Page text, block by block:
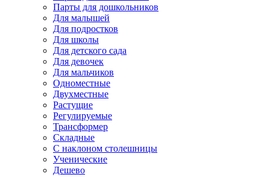
Парты для дошкольников
Для малышей
Для подростков
Для школы
Для детского сада
Для девочек
Для мальчиков
Одноместные
Двухместные
Растущие
Регулируемые
Трансформер
Складные
С наклоном столешницы
Ученические
Дешево